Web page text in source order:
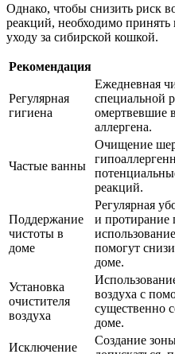
Однако, чтобы снизить риск
реакций, необходимо принять
уходу за сибирской кошкой.
Рекомендация
Регулярная
гигиена
Ежедневная
специальной
омертвевшие
аллергена.
Частые ванны
Очищение
реакций.
Поддержание
чистоты в
доме
Регулярная
и протирание
помогут
доме.
Установка
очистителя
воздуха
воздуха с
существенно
доме.
Исключение
Создание